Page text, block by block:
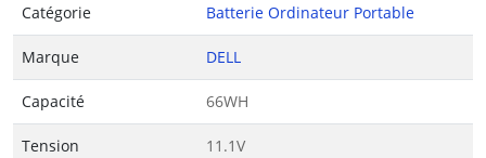
Catégorie Batterie Ordinateur Portable
Marque DELL
Capacité 66WH
Tension 11.1V